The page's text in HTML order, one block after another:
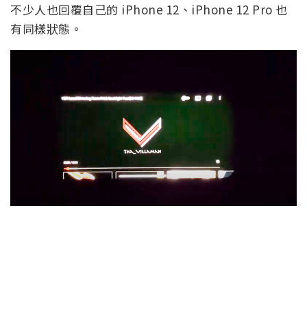
不少人也回覆自己的 iPhone 12、iPhone 12 Pro 也
有同樣狀態。